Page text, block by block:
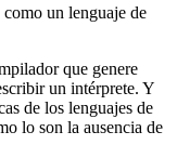
como un lenguaje de
que genere
un intérprete. Y
de los lenguajes de
lo son la ausencia de